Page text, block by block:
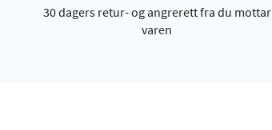
30 dagers retur- og angrerett fra du mottar
varen